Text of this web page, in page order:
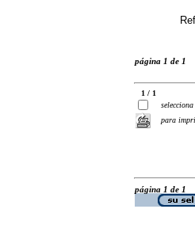
página 1 de 1
1 / 1
selecciona
para
página 1 de 1